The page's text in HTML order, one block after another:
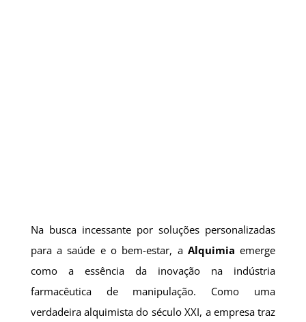
Na busca incessante por soluções personalizadas
para a saúde e o bem-estar, a Alquimia emerge
como a essência da inovação na indústria
farmacêutica de manipulação. Como uma
verdadeira alquimista do século XXI, a empresa traz